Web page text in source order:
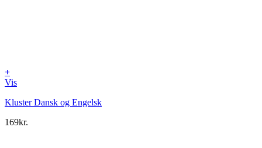
+
Vis
Kluster Dansk og Engelsk
169kr.